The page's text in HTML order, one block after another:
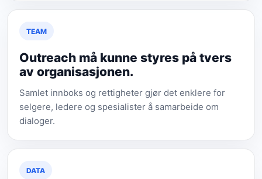
TEAM
Outreach må kunne styres på tvers
av organisasjonen.
Samlet innboks og rettigheter gjør det enklere for
selgere, ledere og spesialister å samarbeide om
dialoger.
DATA